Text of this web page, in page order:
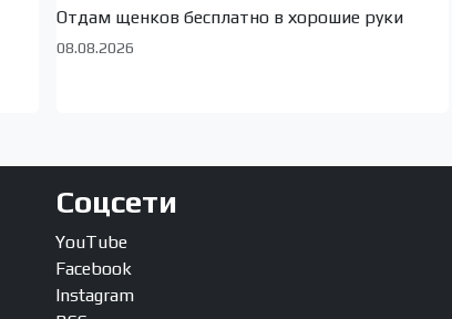
Отдам щенков бесплатно в хорошие руки
08.08.2026
Соцсети
YouTube
Facebook
Instagram